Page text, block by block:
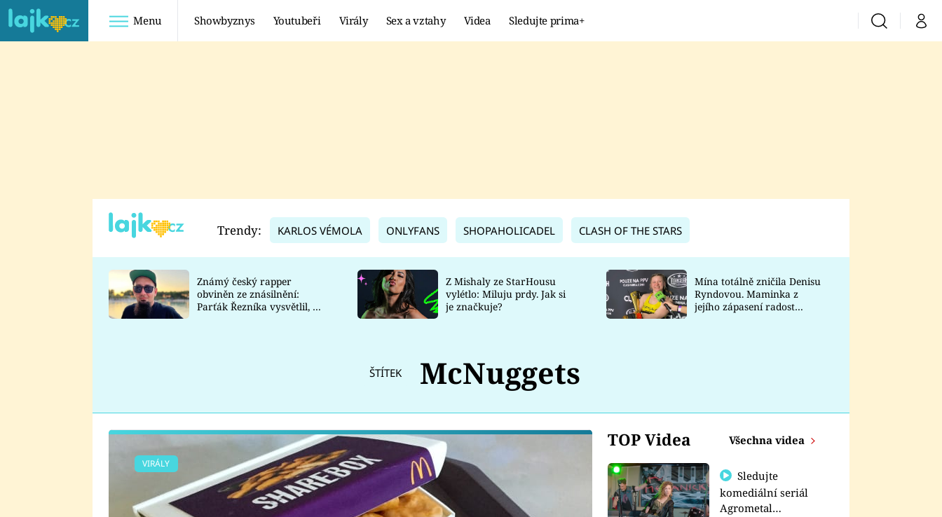
Menu Showbyznys Youtubeři Virály Sex a vztahy Videa Sledujte prima+ VyhledáváníMůj
TADEÁŠ KUBĚNKA
DATEL
Prima Lajk
Sledujte nás
Trendy: KARLOS VÉMOLA ONLYFANS SHOPAHOLICADEL CLASH OF THE STARS
Známý český rapper
obviněn ze znásilnění:
Parťák Řezníka vysvětlil, co
Z Mishaly ze StarHousu
vylétlo: Miluju prdy. Jak si
je značkuje?
Mína totálně zničila Denisu
Ryndovou. Maminka z
jejího zápasení radost
ŠTÍTEK McNuggets
TOP Videa Všechna videa
Sledujte
komediální seriál
Agrometal
VIRÁLY